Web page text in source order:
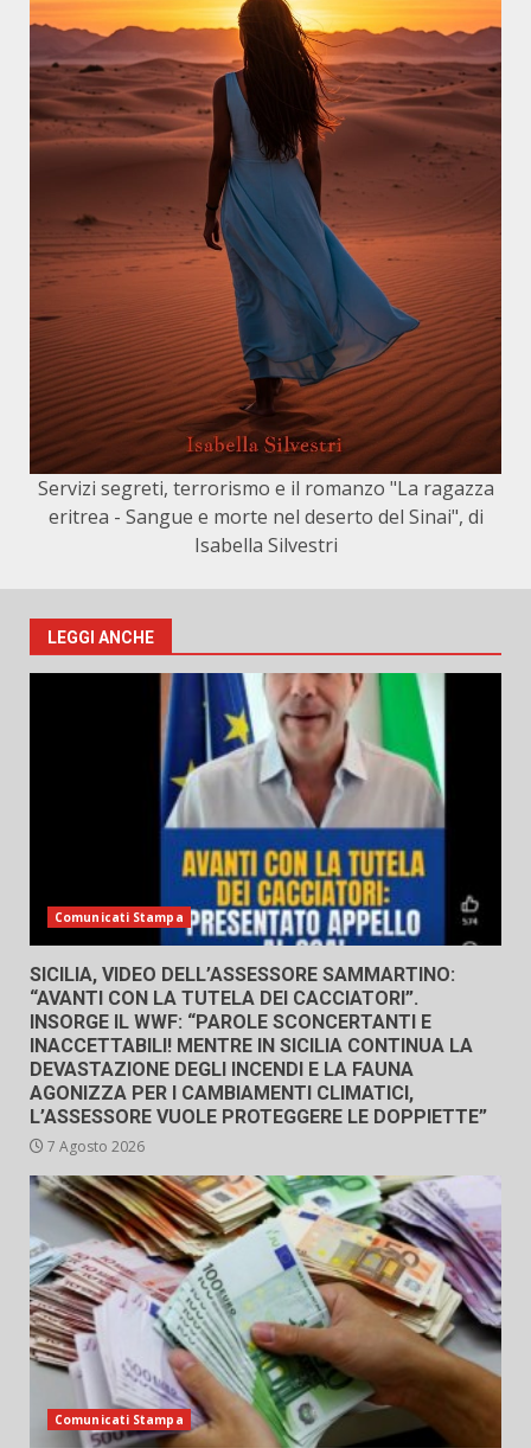
Servizi segreti, terrorismo e il romanzo "La ragazza
eritrea - Sangue e morte nel deserto del Sinai", di
Isabella Silvestri
LEGGI ANCHE
Comunicati Stampa
SICILIA, VIDEO DELL’ASSESSORE SAMMARTINO:
“AVANTI CON LA TUTELA DEI CACCIATORI”.
INSORGE IL WWF: “PAROLE SCONCERTANTI E
INACCETTABILI! MENTRE IN SICILIA CONTINUA LA
DEVASTAZIONE DEGLI INCENDI E LA FAUNA
AGONIZZA PER I CAMBIAMENTI CLIMATICI,
L’ASSESSORE VUOLE PROTEGGERE LE DOPPIETTE”
7 Agosto 2026
Comunicati Stampa